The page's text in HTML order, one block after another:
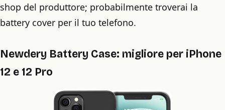
shop del produttore; probabilmente troverai la
battery cover per il tuo telefono.
Newdery Battery Case: migliore per iPhone
12 e 12 Pro